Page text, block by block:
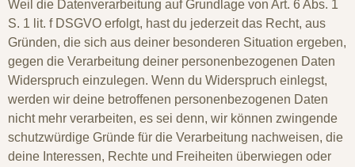
Weil die Datenverarbeitung auf Grundlage von Art. 6 Abs. 1
S. 1 lit. f DSGVO erfolgt, hast du jederzeit das Recht, aus
Gründen, die sich aus deiner besonderen Situation ergeben,
gegen die Verarbeitung deiner personenbezogenen Daten
Widerspruch einzulegen. Wenn du Widerspruch einlegst,
werden wir deine betroffenen personenbezogenen Daten
nicht mehr verarbeiten, es sei denn, wir können zwingende
schutzwürdige Gründe für die Verarbeitung nachweisen, die
deine Interessen, Rechte und Freiheiten überwiegen oder